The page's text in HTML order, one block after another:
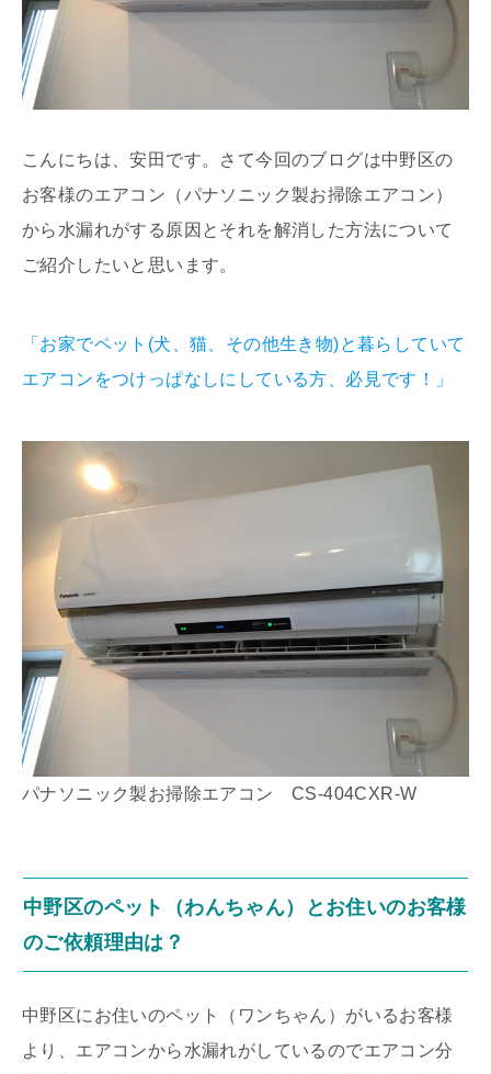
こんにちは、安田です。さて今回のブログは中野区の
お客様のエアコン（パナソニック製お掃除エアコン）
から水漏れがする原因とそれを解消した方法について
ご紹介したいと思います。
「お家でペット(犬、猫、その他生き物)と暮らしていて
エアコンをつけっぱなしにしている方、必見です！」
パナソニック製お掃除エアコン CS-404CXR-W
中野区のペット（わんちゃん）とお住いのお客様
のご依頼理由は？
中野区にお住いのペット（ワンちゃん）がいるお客様
より、エアコンから水漏れがしているのでエアコン分